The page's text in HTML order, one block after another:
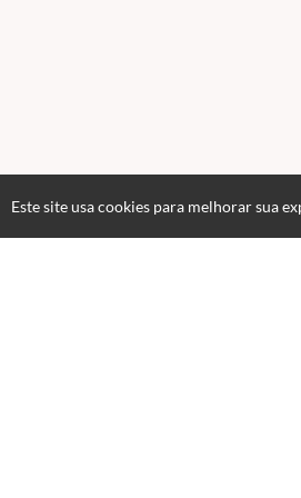
Este site usa cookies para melhorar sua